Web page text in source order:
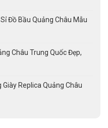
Đồ Bầu Quảng Châu Mẫu
Châu Trung Quốc Đẹp,
Replica Quảng Châu